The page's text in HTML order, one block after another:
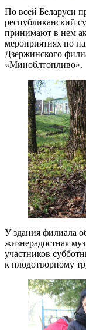
По всей Беларуси
республиканский
принимают в нем
мероприятиях по
Дзержинского
«Миноблтопливо».
У здания филиала
жизнерадостная
участников
к плодотворному